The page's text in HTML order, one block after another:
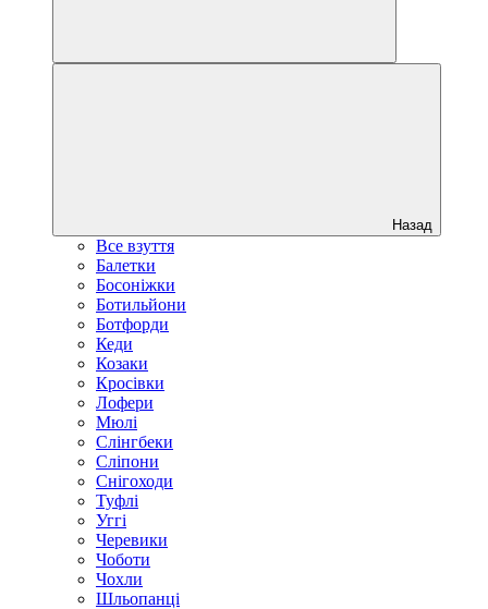
Назад
Все взуття
Балетки
Босоніжки
Ботильйони
Ботфорди
Кеди
Козаки
Кросівки
Лофери
Мюлі
Слінгбеки
Сліпони
Снігоходи
Туфлі
Уггі
Черевики
Чоботи
Чохли
Шльопанці